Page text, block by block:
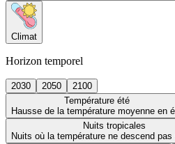
Climat
Horizon temporel
2030 2050
2100
Température été
Hausse de la température moyenne en
Nuits tropicales
Nuits où la température ne descend pas